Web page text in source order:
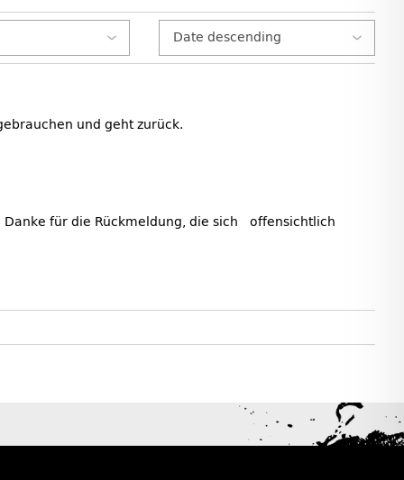
und geht zurück.
Danke für die Rückmeldung, die sich offensichtlich